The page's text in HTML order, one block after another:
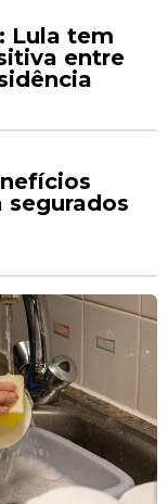
Lula tem
entre
segurados